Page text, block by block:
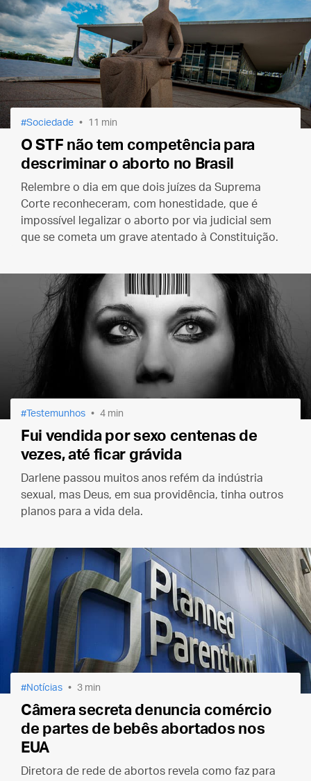
Sociedade 11 min
O STF não tem competência para
descriminar o aborto no Brasil
Relembre o dia em que dois juízes da Suprema
Corte reconheceram, com honestidade, que é
impossível legalizar o aborto por via judicial sem
que se cometa um grave atentado à Constituição.
Testemunhos 4 min
Fui vendida por sexo centenas de
vezes, até ficar grávida
Darlene passou muitos anos refém da indústria
sexual, mas Deus, em sua providência, tinha outros
planos para a vida dela.
Notícias 3 min
Câmera secreta denuncia comércio
de partes de bebês abortados nos
EUA
Diretora de rede de abortos revela como faz para